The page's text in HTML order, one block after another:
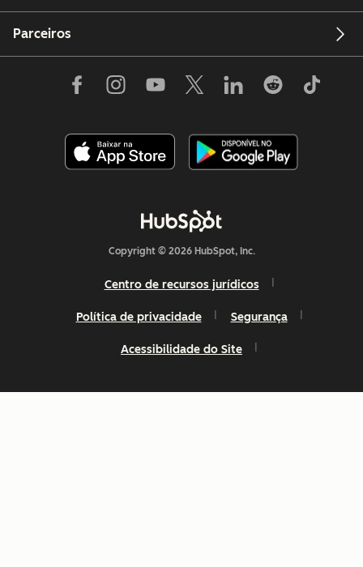
Parceiros
Copyright © 2026 HubSpot, Inc.
Centro de recursos jurídicos
Política de privacidade Segurança
Acessibilidade do Site